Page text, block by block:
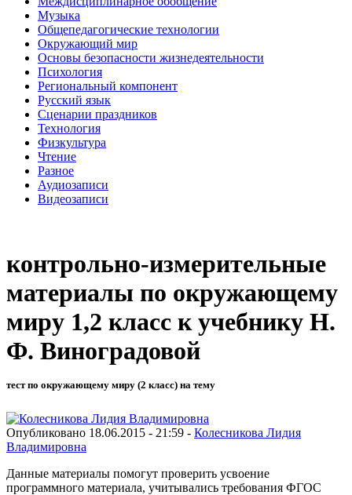
Музыка
Общепедагогические технологии
Окружающий мир
Основы безопасности жизнедеятельности
Психология
Региональный компонент
Русский язык
Сценарии праздников
Технология
Физкультура
Чтение
Разное
Аудиозаписи
Видеозаписи
контрольно-измерительные
материалы по окружающему
миру 1,2 класс к учебнику Н.
Ф. Виноградовой
тест по окружающему миру (2 класс) на тему
Опубликовано 18.06.2015 - 21:59 - Колесникова Лидия
Владимировна
Данные материалы помогут проверить усвоение
программного материала, учитывались требования ФГОС